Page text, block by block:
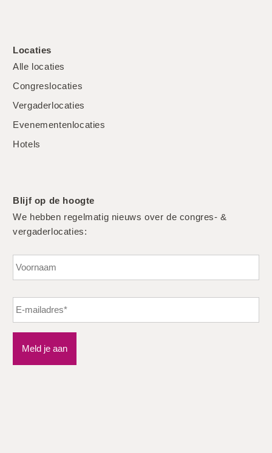
Locaties
Alle locaties
Congreslocaties
Vergaderlocaties
Evenementenlocaties
Hotels
Blijf op de hoogte
We hebben regelmatig nieuws over de congres- &
vergaderlocaties:
Meld je aan